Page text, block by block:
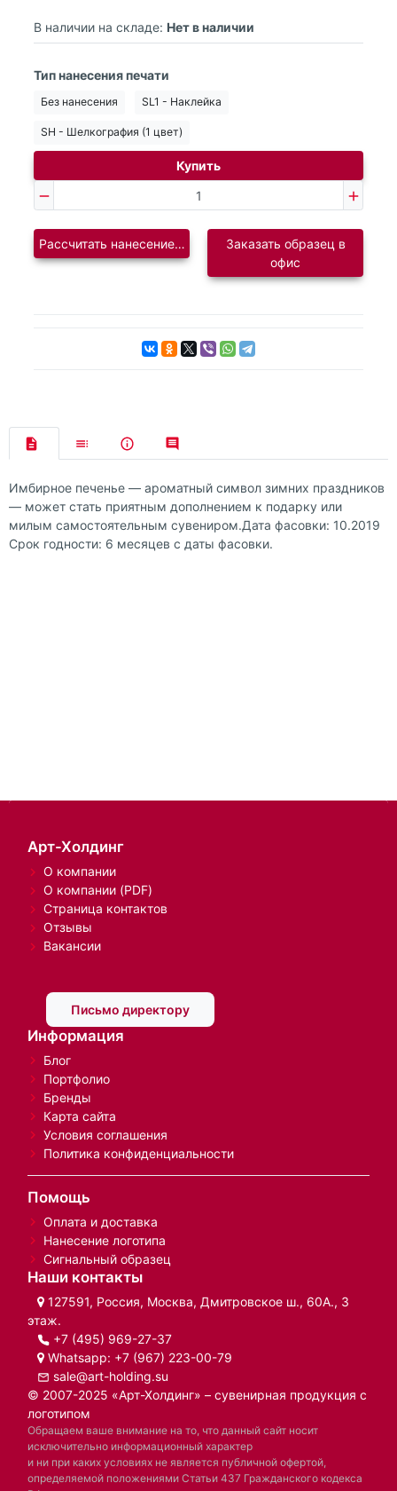
В наличии на складе: Нет в наличии
Тип нанесения печати
Без нанесения SL1 - Наклейка
SH - Шелкография (1 цвет)
Купить
Рассчитать нанесение логотипаЗаказать образец в
офис
Имбирное печенье — ароматный символ зимних праздников
— может стать приятным дополнением к подарку или
милым самостоятельным сувениром.Дата фасовки: 10.2019
Срок годности: 6 месяцев с даты фасовки.
Арт-Холдинг
О компании
О компании (PDF)
Страница контактов
Отзывы
Вакансии
Письмо директору
Информация
Блог
Портфолио
Бренды
Карта сайта
Условия соглашения
Политика конфиденциальности
Помощь
Оплата и доставка
Нанесение логотипа
Сигнальный образец
Наши контакты
127591, Россия, Москва, Дмитровское ш., 60А., 3
этаж.
+7 (495) 969-27-37
Whatsapp: +7 (967) 223-00-79
sale@art-holding.su
© 2007-2025 «Арт-Холдинг» – сувенирная продукция с
логотипом
Обращаем ваше внимание на то, что данный сайт носит
исключительно информационный характер
и ни при каких условиях не является публичной офертой,
определяемой положениями Статьи 437 Гражданского кодекса